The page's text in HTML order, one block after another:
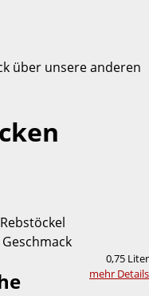
über unsere anderen
0,75 Liter
mehr Details